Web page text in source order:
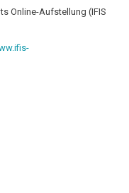
Online-Aufstellung (IFIS